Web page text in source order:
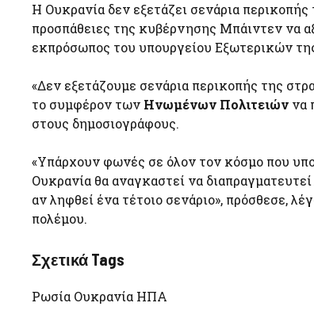
Η Ουκρανία δεν εξετάζει σενάρια περικοπής
προσπάθειες της κυβέρνησης Μπάιντεν να
εκπρόσωπος του υπουργείου Εξωτερικών
«Δεν εξετάζουμε σενάρια περικοπής της
το συμφέρον των Ηνωμένων Πολιτειών να
στους δημοσιογράφους.
«Υπάρχουν φωνές σε όλον τον κόσμο που
Ουκρανία θα αναγκαστεί να
αν ληφθεί ένα τέτοιο σενάριο», πρόσθεσε,
πολέμου.
Σχετικά Tags
Ρωσία Ουκρανία ΗΠΑ